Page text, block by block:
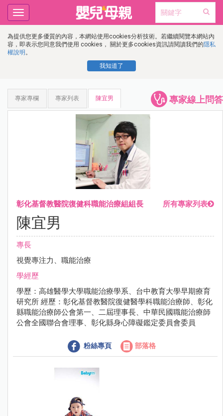
為提供您更多優質的內容，本網站使用cookies分析技術。若繼續閱覽本網站內
容，即表示您同意我們使用 cookies， 關於更多cookies資訊請閱讀我們的隱私
權說明 。
我知道了
Toggle
navigation
專家線上問答
專家專欄 專家列表 陳宜男
彰化基督教醫院復健科職能治療組組長 所有專家列表
陳宜男
專長
視覺專注力、職能治療
學經歷
學歷：高雄醫學大學職能治療學系、台中教育大學早期療育
研究所 經歷：彰化基督教醫院復健醫學科職能治療師、彰化
縣職能治療師公會第一、二屆理事長、中華民國職能治療師
公會全國聯合會理事、彰化縣身心障礙鑑定委員會委員
粉絲專頁 部落格